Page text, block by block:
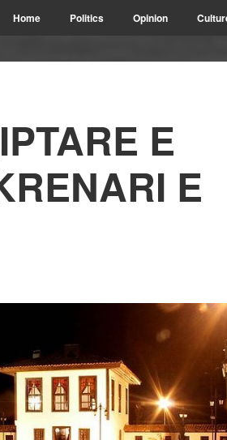
Home Politics Opinion
E
E